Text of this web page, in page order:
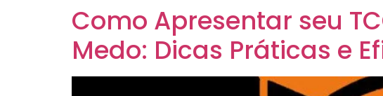
Como Apresentar seu
Medo: Dicas Práticas e